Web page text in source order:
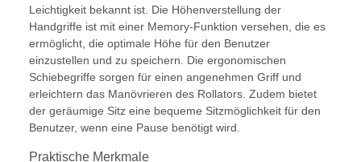
Leichtigkeit bekannt ist. Die Höhenverstellung der
Handgriffe ist mit einer Memory-Funktion versehen, die es
ermöglicht, die optimale Höhe für den Benutzer
einzustellen und zu speichern. Die ergonomischen
Schiebegriffe sorgen für einen angenehmen Griff und
erleichtern das Manövrieren des Rollators. Zudem bietet
der geräumige Sitz eine bequeme Sitzmöglichkeit für den
Benutzer, wenn eine Pause benötigt wird.
Praktische Merkmale